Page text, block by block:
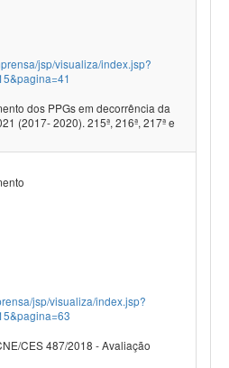
jsp/visualiza/index.jsp?
dos PPGs em decorrência da
(2017- 2020). 215ª, 216ª, 217ª e
jsp/visualiza/index.jsp?
CES 487/2018 - Avaliação